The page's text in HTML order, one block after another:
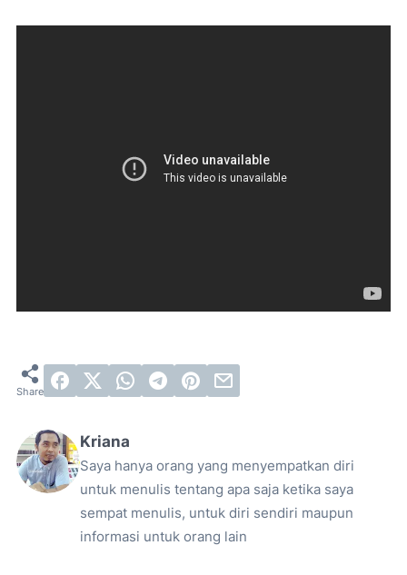
Kriana
Saya hanya orang yang menyempatkan diri
untuk menulis tentang apa saja ketika saya
sempat menulis, untuk diri sendiri maupun
informasi untuk orang lain